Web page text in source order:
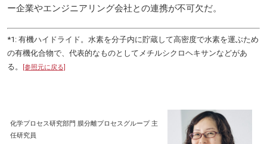
ー企業やエンジニアリング会社との連携が不可欠だ。
*1: 有機ハイドライド。水素を分子内に貯蔵して高密度で水素を運ぶため
の有機化合物で、代表的なものとしてメチルシクロヘキサンなどがあ
る。
[参照元に戻る]
化学プロセス研究部門 膜分離プロセスグループ 主
任研究員